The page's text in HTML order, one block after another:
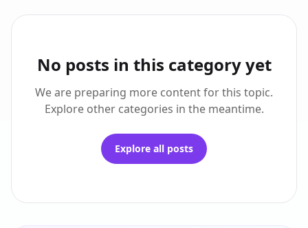
No posts in this category yet
We are preparing more content for this topic.
Explore other categories in the meantime.
Explore all posts